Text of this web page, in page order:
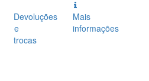
Devoluções
e
trocas
Mais
informações